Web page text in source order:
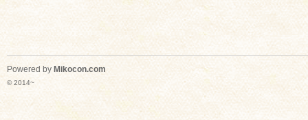
Powered by Mikocon.com
© 2014~